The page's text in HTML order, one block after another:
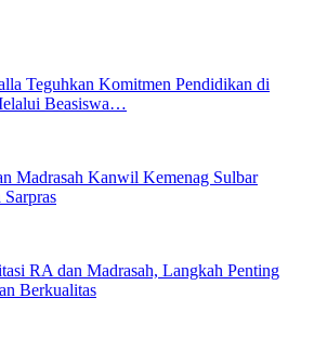
Teguhkan Komitmen Pendidikan di
Beasiswa…
Madrasah Kanwil Kemenag Sulbar
RA dan Madrasah, Langkah Penting
Berkualitas